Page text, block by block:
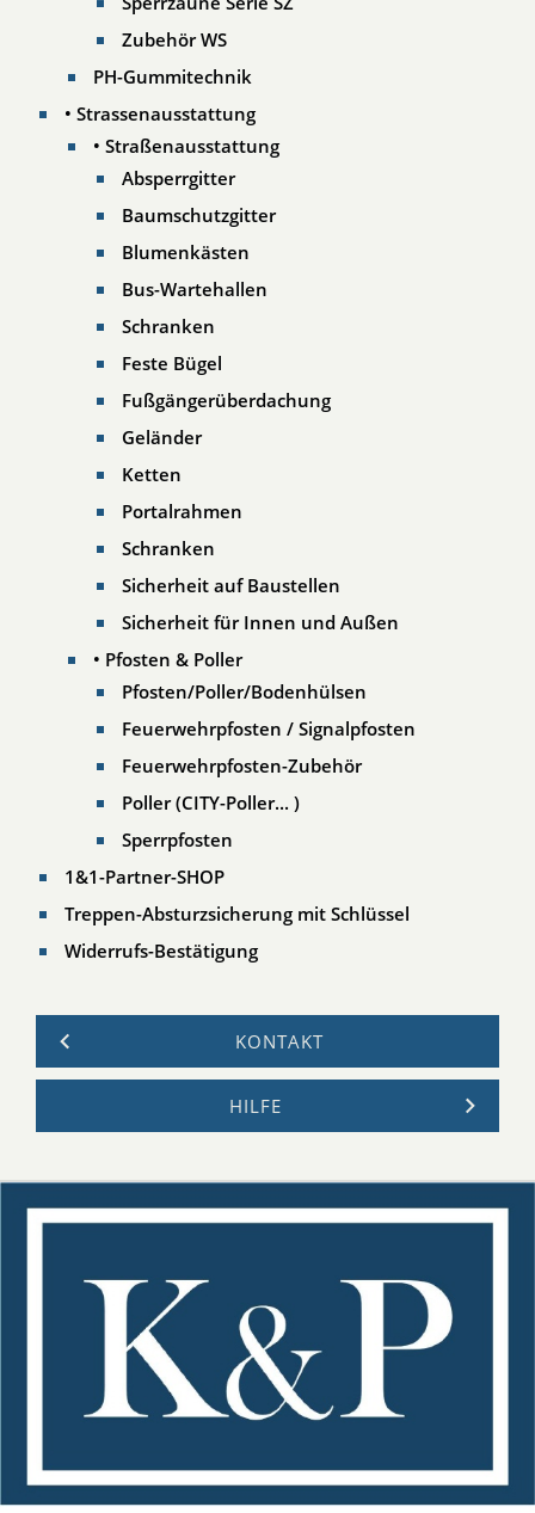
Zubehör WS
PH-Gummitechnik
• Strassenausstattung
• Straßenausstattung
Absperrgitter
Baumschutzgitter
Blumenkästen
Bus-Wartehallen
Schranken
Feste Bügel
Fußgängerüberdachung
Geländer
Ketten
Portalrahmen
Schranken
Sicherheit auf Baustellen
Sicherheit für Innen und Außen
• Pfosten & Poller
Pfosten/Poller/Bodenhülsen
Feuerwehrpfosten / Signalpfosten
Feuerwehrpfosten-Zubehör
Poller (CITY-Poller... )
Sperrpfosten
1&1-Partner-SHOP
Treppen-Absturzsicherung mit Schlüssel
Widerrufs-Bestätigung
KONTAKT
HILFE